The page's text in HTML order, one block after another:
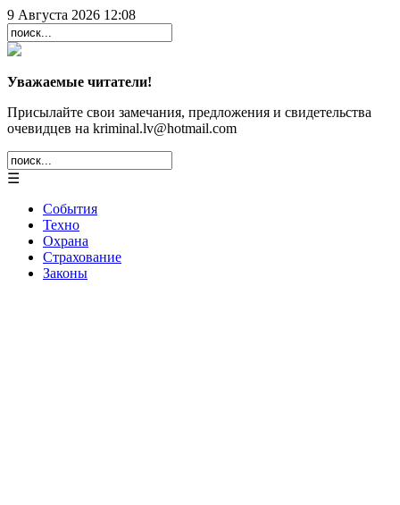
9 Августа 2026 12:08
Уважаемые читатели!
Присылайте свои замечания, предложения и свидетельства
очевидцев на kriminal.lv@hotmail.com
☰
События
Техно
Охрана
Страхование
Законы